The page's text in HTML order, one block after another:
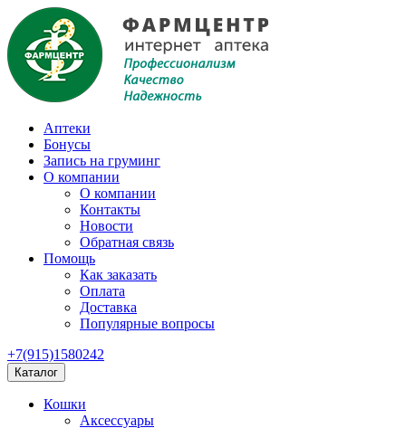
Аптеки
Бонусы
Запись на груминг
О компании
О компании
Контакты
Новости
Обратная связь
Помощь
Как заказать
Оплата
Доставка
Популярные вопросы
+7(915)1580242
Каталог
Кошки
Аксессуары